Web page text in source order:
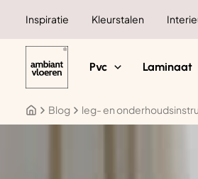
Inspiratie Kleurstalen
Pvc Laminaat
Blog leg- en